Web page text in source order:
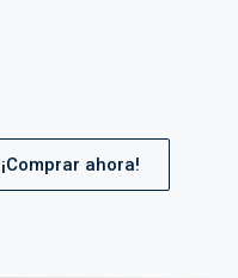
¡Comprar ahora!